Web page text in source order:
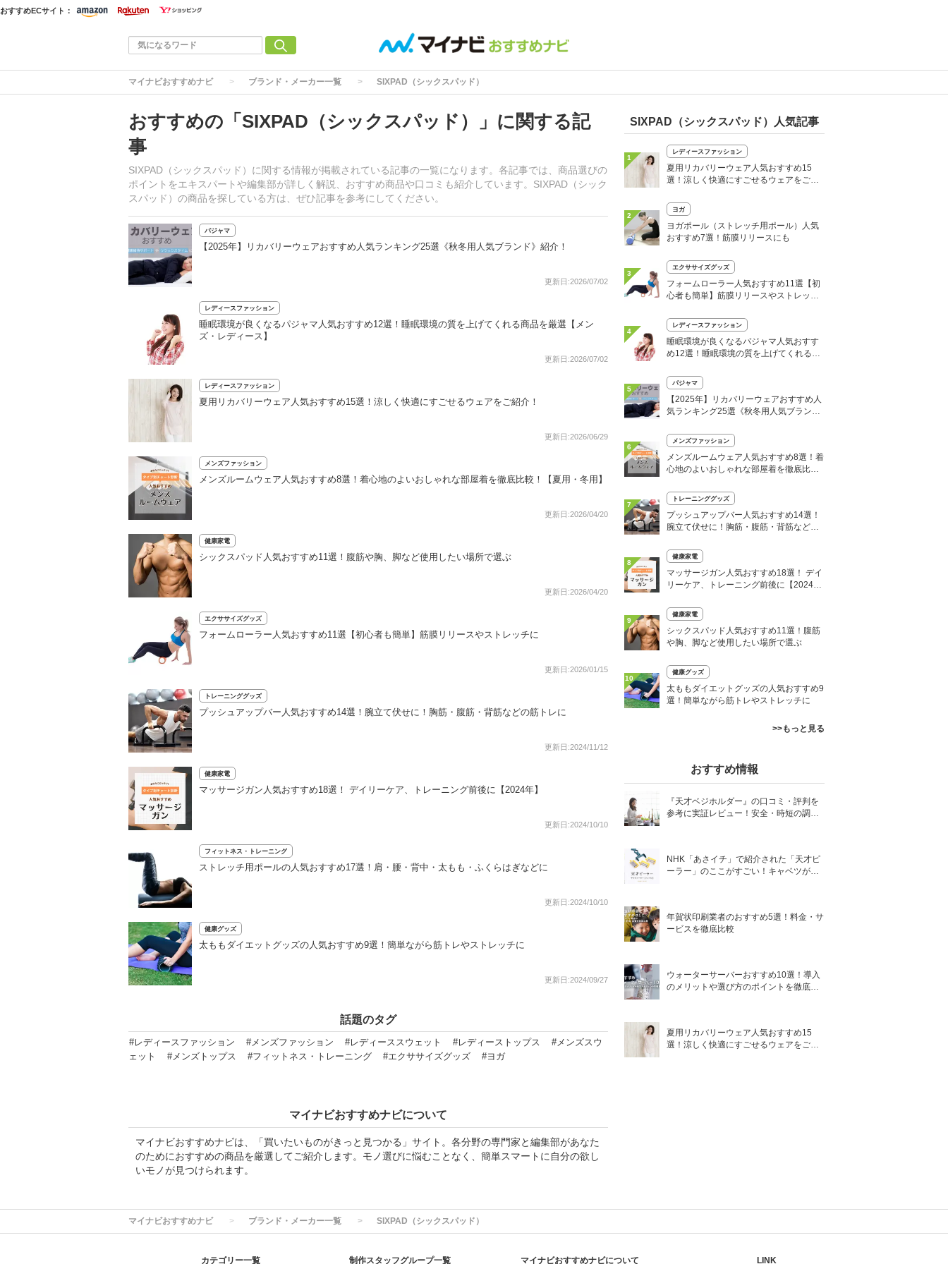
おすすめECサイト：
マイナビおすすめナビ ブランド・メーカー一覧 SIXPAD（シックスパッド）
おすすめの「SIXPAD（シックスパッド）」に関する記
事
SIXPAD（シックスパッド）に関する情報が掲載されている記事の一覧になります。各記事では、商品選びの
ポイントをエキスパートや編集部が詳しく解説、おすすめ商品や口コミも紹介しています。SIXPAD（シック
スパッド）の商品を探している方は、ぜひ記事を参考にしてください。
パジャマ
【2025年】リカバリーウェアおすすめ人気ランキング25選《秋冬用人気ブランド》紹介！
更新日:2026/07/02
レディースファッション
睡眠環境が良くなるパジャマ人気おすすめ12選！睡眠環境の質を上げてくれる商品を厳選【メン
ズ・レディース】
更新日:2026/07/02
レディースファッション
夏用リカバリーウェア人気おすすめ15選！涼しく快適にすごせるウェアをご紹介！
更新日:2026/06/29
メンズファッション
メンズルームウェア人気おすすめ8選！着心地のよいおしゃれな部屋着を徹底比較！【夏用・冬用】
更新日:2026/04/20
健康家電
シックスパッド人気おすすめ11選！腹筋や胸、脚など使用したい場所で選ぶ
更新日:2026/04/20
エクササイズグッズ
フォームローラー人気おすすめ11選【初心者も簡単】筋膜リリースやストレッチに
更新日:2026/01/15
トレーニンググッズ
プッシュアップバー人気おすすめ14選！腕立て伏せに！胸筋・腹筋・背筋などの筋トレに
更新日:2024/11/12
健康家電
マッサージガン人気おすすめ18選！ デイリーケア、トレーニング前後に【2024年】
更新日:2024/10/10
フィットネス・トレーニング
ストレッチ用ポールの人気おすすめ17選！肩・腰・背中・太もも・ふくらはぎなどに
更新日:2024/10/10
健康グッズ
太ももダイエットグッズの人気おすすめ9選！簡単ながら筋トレやストレッチに
更新日:2024/09/27
話題のタグ
#レディースファッション #メンズファッション #レディーススウェット #レディーストップス
#メンズスウ
ェット
#メンズトップス #フィットネス・トレーニング #エクササイズグッズ #ヨガ
マイナビおすすめナビについて
マイナビおすすめナビは、「買いたいものがきっと見つかる」サイト。各分野の専門家と編集部があなた
のためにおすすめの商品を厳選してご紹介します。モノ選びに悩むことなく、簡単スマートに自分の欲し
いモノが見つけられます。
SIXPAD（シックスパッド）人気記事
1
レディースファッション
夏用リカバリーウェア人気おすすめ15
選！涼しく快適にすごせるウェアをご紹
2
ヨガ
ヨガポール（ストレッチ用ポール）人気
おすすめ7選！筋膜リリースにも
3
エクササイズグッズ
フォームローラー人気おすすめ11選【初
心者も簡単】筋膜リリースやストレッチ
4
レディースファッション
睡眠環境が良くなるパジャマ人気おすす
め12選！睡眠環境の質を上げてくれる商
5
パジャマ
【2025年】リカバリーウェアおすすめ人
気ランキング25選《秋冬用人気ブラン
6
メンズファッション
メンズルームウェア人気おすすめ8選！着
心地のよいおしゃれな部屋着を徹底比
7
トレーニンググッズ
プッシュアップバー人気おすすめ14選！
腕立て伏せに！胸筋・腹筋・背筋などの
8
健康家電
マッサージガン人気おすすめ18選！ デイ
リーケア、トレーニング前後に【2024
9
健康家電
シックスパッド人気おすすめ11選！腹筋
や胸、脚など使用したい場所で選ぶ
10
健康グッズ
太ももダイエットグッズの人気おすすめ9
選！簡単ながら筋トレやストレッチに
>>もっと見る
おすすめ情報
『天才ベジホルダー』の口コミ・評判を
参考に実証レビュー！安全・時短の調理
NHK「あさイチ」で紹介された「天才ピ
ーラー」のここがすごい！キャベツがほ
年賀状印刷業者のおすすめ5選！料金・サ
ービスを徹底比較
ウォーターサーバーおすすめ10選！導入
のメリットや選び方のポイントを徹底解
夏用リカバリーウェア人気おすすめ15
選！涼しく快適にすごせるウェアをご紹
マイナビおすすめナビ ブランド・メーカー一覧 SIXPAD（シックスパッド）
カテゴリー一覧 制作スタッフグループ一覧 マイナビおすすめナビについて LINK